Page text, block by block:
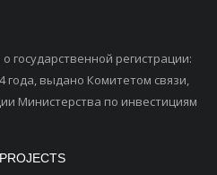
государственной регистрации:
года, выдано Комитетом связи,
Министерства по инвестициям